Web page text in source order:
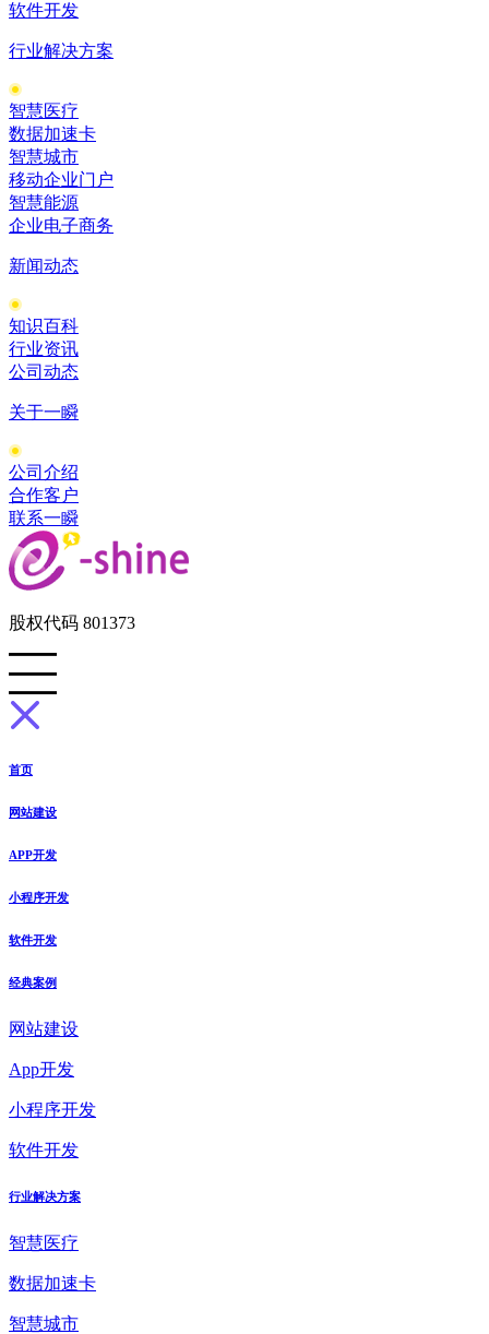
软件开发
行业解决方案
智慧医疗
数据加速卡
智慧城市
移动企业门户
智慧能源
企业电子商务
新闻动态
知识百科
行业资讯
公司动态
关于一瞬
公司介绍
合作客户
联系一瞬
股权代码 801373
首页
网站建设
APP开发
小程序开发
软件开发
经典案例
网站建设
App开发
小程序开发
软件开发
行业解决方案
智慧医疗
数据加速卡
智慧城市